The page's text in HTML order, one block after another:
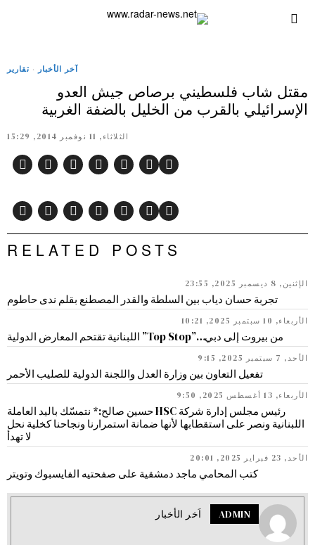
آخر الأخبار · تقارير
مقتل شاب فلسطيني برصاص جيش العدو
الإسرائيلي بالقرب من الخليل بالضفة الغربية
الثلاثاء, 11 نوفمبر 2014, 15:29
RELATED POSTS
الإثنين, 8 ديسمبر 2025, 23:55
تجربة حسان دياب بين السلطة والقدر المصطنع بقلم ندى حاطوم
الأربعاء, 10 سبتمبر 2025, 10:21
من بيروت إلى دبي…”Top Stop” اللبنانية تقتحم المعارض الدولية
الأحد, 7 سبتمبر 2025, 9:15
تفعيل التعاون بين وزارة العدل واللجنة الدولية للصليب الأحمر
الأربعاء, 13 أغسطس 2025, 9:50
رئيس مجلس إدارة شركة HSC حسين صالح:* نتمسّك باليد العاملة
اللبنانية ونصر على استقطابها لأنها ضمانة استمرارنا ونجاحنا كخلية نحل
لا تهدأ
الأحد, 23 فبراير 2025, 20:01
كتب المحامي ماجد دمشقية على صفحتيه الفايسبوك وتويتر
ADMIN اَخر الأخبار